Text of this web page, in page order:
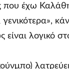
που έχω
είναι λογικό